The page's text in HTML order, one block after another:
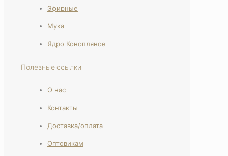
Эфирные
Мука
Ядро Конопляное
Полезные ссылки
О нас
Контакты
Доставка/оплата
Оптовикам